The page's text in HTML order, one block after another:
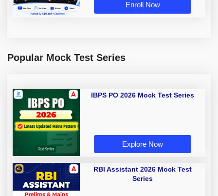
Enroll Now
Popular Mock Test Series
IBPS PO 2026 Mock Test Series
Explore Now
RBI Assistant 2026 Mock Test
Series